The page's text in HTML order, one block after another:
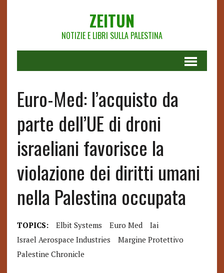
ZEITUN
NOTIZIE E LIBRI SULLA PALESTINA
Euro-Med: l’acquisto da
parte dell’UE di droni
israeliani favorisce la
violazione dei diritti umani
nella Palestina occupata
TOPICS: Elbit Systems Euro Med
Iai
Israel Aerospace Industries
Margine Protettivo
Palestine Chronicle